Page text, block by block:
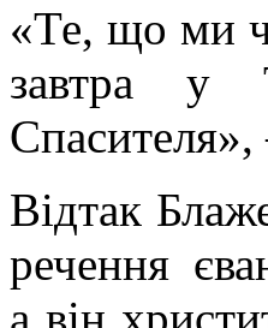
«Те, що ми
завтра у
Відтак
речення
а він